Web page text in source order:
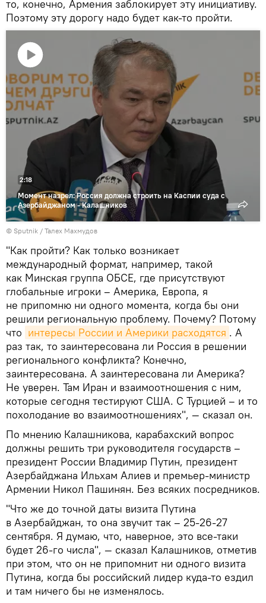
то, конечно, Армения заблокирует эту инициативу.
Поэтому эту дорогу надо будет как-то пройти.
Воспроизвести
видео
Момент назрел: Россия должна строить на Каспии суда с
Азербайджаном - Калашников
2:18
© Sputnik / Талех Махмудов
"Как пройти? Как только возникает
международный формат, например, такой
как Минская группа ОБСЕ, где присутствуют
глобальные игроки – Америка, Европа, я
не припомню ни одного момента, когда бы они
решили региональную проблему. Почему? Потому
что интересы России и Америки расходятся . А
раз так, то заинтересована ли Россия в решении
регионального конфликта? Конечно,
заинтересована. А заинтересована ли Америка?
Не уверен. Там Иран и взаимоотношения с ним,
которые сегодня тестируют США. С Турцией – и то
похолодание во взаимоотношениях", — сказал он.
По мнению Калашникова, карабахский вопрос
должны решить три руководителя государств –
президент России Владимир Путин, президент
Азербайджана Ильхам Алиев и премьер-министр
Армении Никол Пашинян. Без всяких посредников.
"Что же до точной даты визита Путина
в Азербайджан, то она звучит так – 25-26-27
сентября. Я думаю, что, наверное, это все-таки
будет 26-го числа", — сказал Калашников, отметив
при этом, что он не припомнит ни одного визита
Путина, когда бы российский лидер куда-то ездил
и там ничего бы не изменялось.